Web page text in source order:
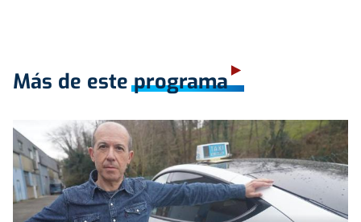
Más de este programa